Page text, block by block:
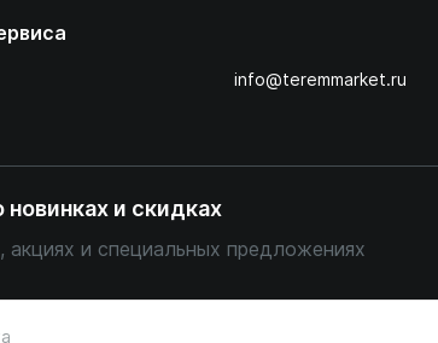
info@teremmarket.ru
и скидках
и специальных предложениях